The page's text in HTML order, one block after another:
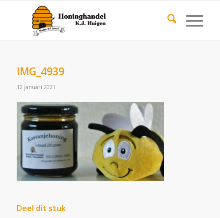
IMG_4939
12 januari 2021
Deel dit stuk